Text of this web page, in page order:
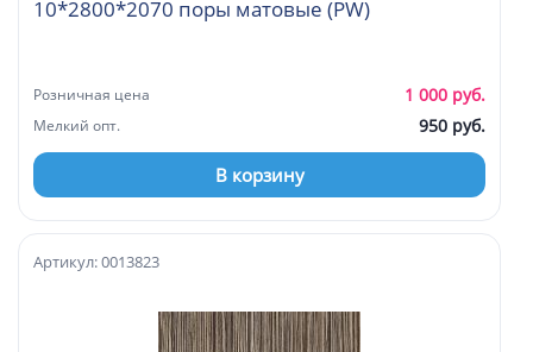
10*2800*2070 поры матовые (PW)
Розничная цена 1 000 руб.
Мелкий опт. 950 руб.
В корзину
Артикул: 0013823